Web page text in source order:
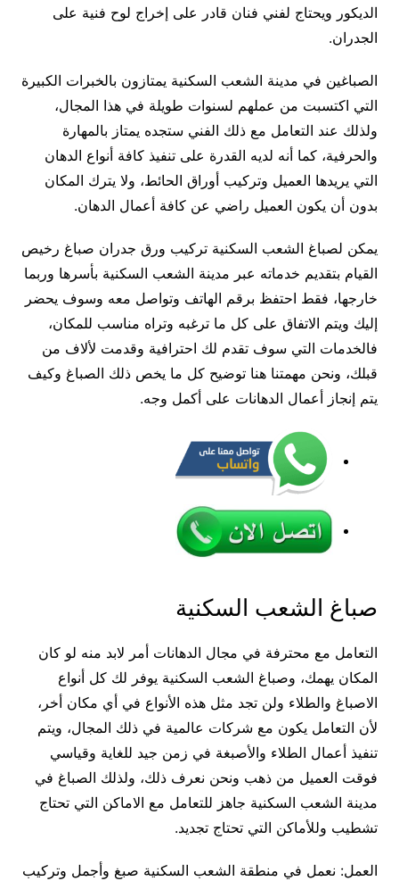
الديكور ويحتاج لفني فنان قادر على إخراج لوح فنية على
الجدران.
الصباغين في مدينة الشعب السكنية يمتازون بالخبرات الكبيرة
التي اكتسبت من عملهم لسنوات طويلة في هذا المجال،
ولذلك عند التعامل مع ذلك الفني ستجده يمتاز بالمهارة
والحرفية، كما أنه لديه القدرة على تنفيذ كافة أنواع الدهان
التي يريدها العميل وتركيب أوراق الحائط، ولا يترك المكان
بدون أن يكون العميل راضي عن كافة أعمال الدهان.
يمكن لصباغ الشعب السكنية تركيب ورق جدران صباغ رخيص
القيام بتقديم خدماته عبر مدينة الشعب السكنية بأسرها وربما
خارجها، فقط احتفظ برقم الهاتف وتواصل معه وسوف يحضر
إليك ويتم الاتفاق على كل ما ترغبه وتراه مناسب للمكان،
فالخدمات التي سوف تقدم لك احترافية وقدمت لألاف من
قبلك، ونحن مهمتنا هنا توضيح كل ما يخص ذلك الصباغ وكيف
يتم إنجاز أعمال الدهانات على أكمل وجه.
صباغ الشعب السكنية
التعامل مع محترفة في مجال الدهانات أمر لابد منه لو كان
المكان يهمك، وصباغ الشعب السكنية يوفر لك كل أنواع
الاصباغ والطلاء ولن تجد مثل هذه الأنواع في أي مكان أخر،
لأن التعامل يكون مع شركات عالمية في ذلك المجال، ويتم
تنفيذ أعمال الطلاء والأصبغة في زمن جيد للغاية وقياسي
فوقت العميل من ذهب ونحن نعرف ذلك، ولذلك الصباغ في
مدينة الشعب السكنية جاهز للتعامل مع الاماكن التي تحتاج
تشطيب وللأماكن التي تحتاج تجديد.
العمل: نعمل في منطقة الشعب السكنية صبغ وأجمل وتركيب